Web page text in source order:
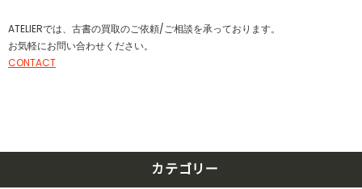
ATELIERでは、古書の買取のご依頼/ご相談を承っております。
お気軽にお問い合わせください。
CONTACT
カテゴリー